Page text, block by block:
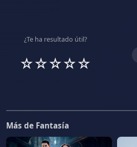
¿Te ha resultado útil?
☆☆☆☆☆
Más de Fantasía